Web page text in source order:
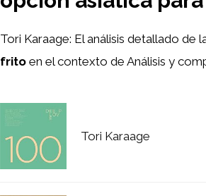
Tori Karaage: El análisis detallado
frito en el contexto de Análisis y
Tori Karaage